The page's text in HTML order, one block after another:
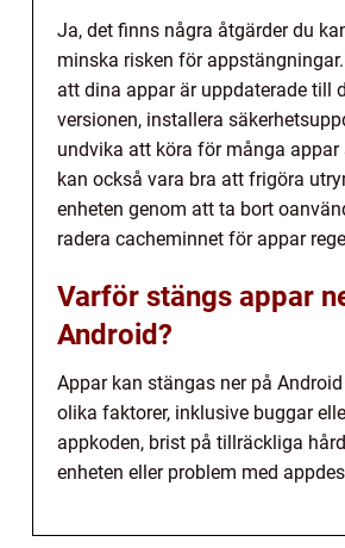
Ja, det finns några åtgärder du
minska risken för
att dina appar är uppdaterade till
versionen, installera
undvika att köra för många
kan också vara bra att frigöra
enheten genom att ta bort
radera cacheminnet för appar
Varför stängs appar
Android?
Appar kan stängas ner på
olika faktorer, inklusive buggar
appkoden, brist på tillräckliga
enheten eller problem med